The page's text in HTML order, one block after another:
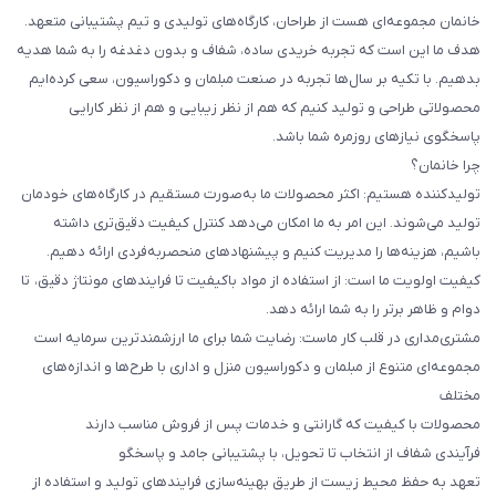
خانمان مجموعه‌ای هست از طراحان، کارگاه‌های تولیدی و تیم پشتیبانی متعهد.
هدف ما این است که تجربه خریدی ساده، شفاف و بدون دغدغه را به شما هدیه
بدهیم. با تکیه بر سال‌ها تجربه در صنعت مبلمان و دکوراسیون، سعی کرده‌ایم
محصولاتی طراحی و تولید کنیم که هم از نظر زیبایی و هم از نظر کارایی
پاسخگوی نیازهای روزمره شما باشد.
چرا خانمان؟
تولیدکننده هستیم: اکثر محصولات ما به‌صورت مستقیم در کارگاه‌های خودمان
تولید می‌شوند. این امر به ما امکان می‌دهد کنترل کیفیت دقیق‌تری داشته
باشیم، هزینه‌ها را مدیریت کنیم و پیشنهادهای منحصربه‌فردی ارائه دهیم.
کیفیت اولویت ما است: از استفاده از مواد باکیفیت تا فرایندهای مونتاژ دقیق، تا
دوام و ظاهر برتر را به شما ارائه دهد.
مشتری‌مداری در قلب کار ماست: رضایت شما برای ما ارزشمندترین سرمایه است
مجموعه‌ای متنوع از مبلمان و دکوراسیون منزل و اداری با طرح‌ها و اندازه‌های
مختلف
محصولات با کیفیت که گارانتی و خدمات پس از فروش مناسب دارند
فرآیندی شفاف از انتخاب تا تحویل، با پشتیبانی جامد و پاسخگو
تعهد به حفظ محیط زیست از طریق بهینه‌سازی فرایندهای تولید و استفاده از